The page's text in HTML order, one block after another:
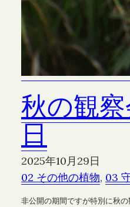
秋の観
日
2025年10月29日
02 その他の植物, 03
非公開の期間ですが特別に秋